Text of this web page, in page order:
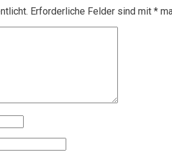
Erforderliche Felder sind mit *